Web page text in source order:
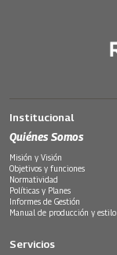
Institucional
Quiénes Somos
Misión y Visión
Objetivos y funciones
Normatividad
Políticas y Planes
Informes de Gestión
Manual de producción y estilo
Servicios